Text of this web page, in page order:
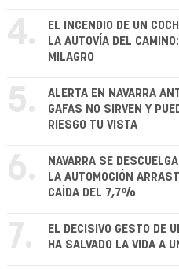
4.
EL INCENDIO DE UN
LA AUTOVÍA DEL
MILAGRO
5.
ALERTA EN NAVARRA
GAFAS NO SIRVEN Y
RIESGO TU VISTA
6.
NAVARRA SE
LA AUTOMOCIÓN
CAÍDA DEL 7,7%
7.
EL DECISIVO GESTO DE
HA SALVADO LA VIDA A